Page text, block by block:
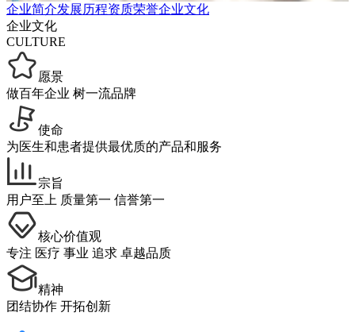
企业简介发展历程资质荣誉企业文化
企业文化
CULTURE
愿景
做百年企业 树一流品牌
使命
为医生和患者提供最优质的产品和服务
宗旨
用户至上 质量第一 信誉第一
核心价值观
专注 医疗 事业 追求 卓越品质
精神
团结协作 开拓创新